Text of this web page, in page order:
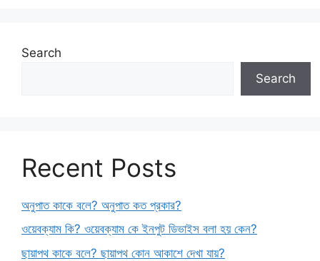
Search
Search
Recent Posts
অনুপাত কাকে বলে? অনুপাত কত প্রকার?
ওয়েবক্যাম কি? ওয়েবক্যাম কে ইনপুট ডিভাইস বলা হয় কেন?
ছায়াপথ কাকে বলে? ছায়াপথ কোন আকাশে দেখা যায়?